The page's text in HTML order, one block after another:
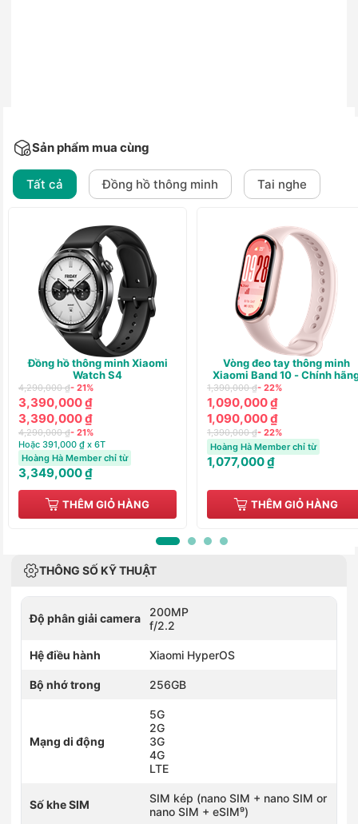
Sản phẩm mua cùng
Tất cả Đồng hồ thông minh Tai nghe
Đồng hồ thông minh Xiaomi
Watch S4
4,290,000 ₫- 21%
3,390,000 ₫
3,390,000 ₫
4,290,000 ₫- 21%
Hoặc 391,000 ₫ x 6T
Hoàng Hà Member chỉ từ
3,349,000 ₫
THÊM GIỎ HÀNG
Vòng đeo tay thông minh
Xiaomi Band 10 - Chính
1,390,000 ₫- 22%
1,090,000 ₫
1,090,000 ₫
1,390,000 ₫- 22%
Hoàng Hà Member chỉ từ
1,077,000 ₫
THÊM GIỎ HÀNG
THÔNG SỐ KỸ THUẬT
Độ phân giải camera
200MP
f/2.2
Hệ điều hành Xiaomi HyperOS
Bộ nhớ trong 256GB
Mạng di động
5G
2G
3G
4G
LTE
Số khe SIM
SIM kép (nano SIM + nano SIM or
nano SIM + eSIM⁹)